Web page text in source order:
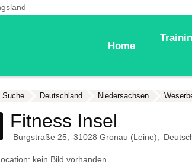
Home
Suche Deutschland Niedersachsen
Fitness Insel
Burgstraße 25 31028 Gronau (Leine)